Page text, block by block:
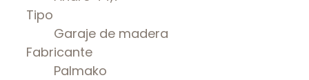
Tipo
Garaje de madera
Fabricante
Palmako